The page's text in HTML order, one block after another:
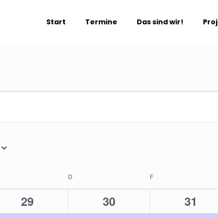
Start Termine Das sind wir!
D F
1
29
1
30
1
31